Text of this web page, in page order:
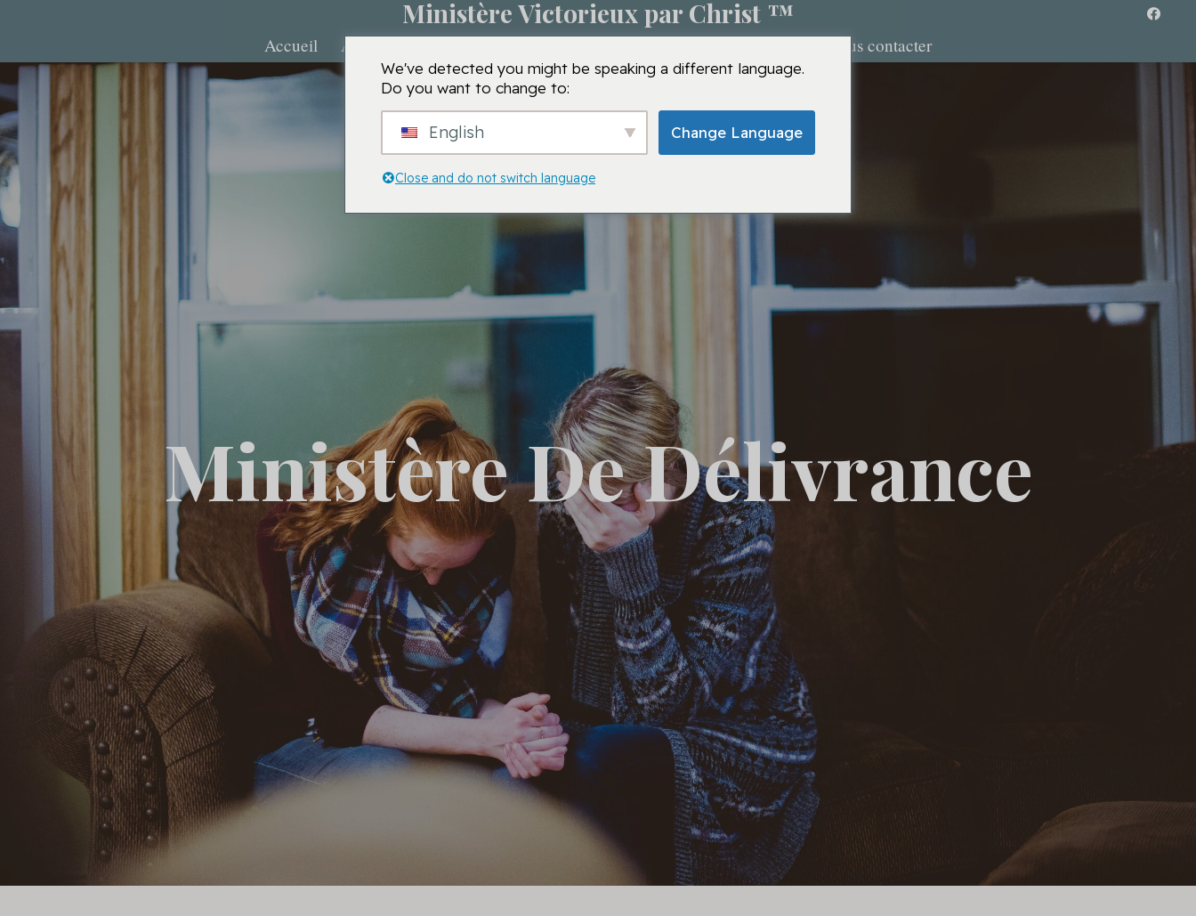
Ministère Victorieux par Christ ™
Accueil A propos de Nous contacter
Ministère De Délivrance
We've detected you might be speaking a different language.
Do you want to change to:
English Change Language
Close and do not switch language